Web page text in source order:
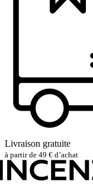
Livraison gratuite
à partir de 49 € d’achat